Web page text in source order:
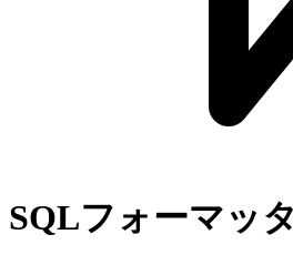
SQLフォーマッ